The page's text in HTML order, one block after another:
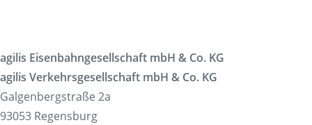
agilis Eisenbahngesellschaft mbH & Co. KG
agilis Verkehrsgesellschaft mbH & Co. KG
Galgenbergstraße 2a
93053 Regensburg